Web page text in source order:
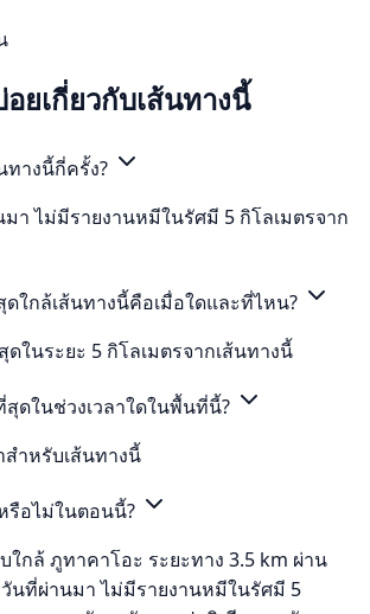
ยเกี่ยวกับเส้นทางนี้
ทางนี้กี่ครั้ง?
า ไม่มีรายงานหมีในรัศมี 5 กิโลเมตรจาก
ใกล้เส้นทางนี้คือเมื่อใดและที่ไหน?
ในระยะ 5 กิโลเมตรจากเส้นทางนี้
ดในช่วงเวลาใดในพื้นที่นี้?
ำหรับเส้นทางนี้
รือไม่ในตอนนี้?
ใกล้ ภูทาคาโอะ ระยะทาง 3.5 km ผ่าน
วันที่ผ่านมา ไม่มีรายงานหมีในรัศมี 5